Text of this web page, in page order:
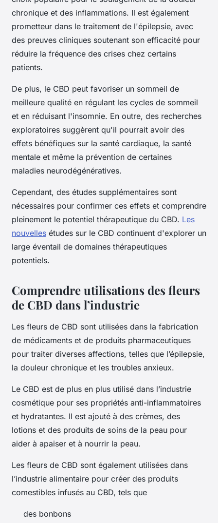
chronique et des inflammations. Il est également
prometteur dans le traitement de l'épilepsie, avec
des preuves cliniques soutenant son efficacité pour
réduire la fréquence des crises chez certains
patients.
De plus, le CBD peut favoriser un sommeil de
meilleure qualité en régulant les cycles de sommeil
et en réduisant l'insomnie. En outre, des recherches
exploratoires suggèrent qu'il pourrait avoir des
effets bénéfiques sur la santé cardiaque, la santé
mentale et même la prévention de certaines
maladies neurodégénératives.
Cependant, des études supplémentaires sont
nécessaires pour confirmer ces effets et comprendre
pleinement le potentiel thérapeutique du CBD. Les
nouvelles études sur le CBD continuent d'explorer un
large éventail de domaines thérapeutiques
potentiels.
Comprendre utilisations des fleurs
de CBD dans l’industrie
Les fleurs de CBD sont utilisées dans la fabrication
de médicaments et de produits pharmaceutiques
pour traiter diverses affections, telles que l’épilepsie,
la douleur chronique et les troubles anxieux.
Le CBD est de plus en plus utilisé dans l’industrie
cosmétique pour ses propriétés anti-inflammatoires
et hydratantes. Il est ajouté à des crèmes, des
lotions et des produits de soins de la peau pour
aider à apaiser et à nourrir la peau.
Les fleurs de CBD sont également utilisées dans
l’industrie alimentaire pour créer des produits
comestibles infusés au CBD, tels que
des bonbons